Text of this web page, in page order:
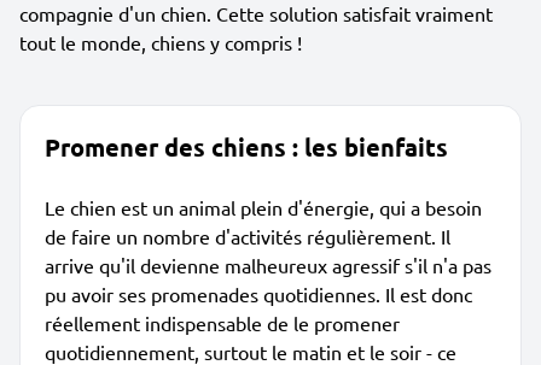
compagnie d'un chien. Cette solution satisfait vraiment
tout le monde, chiens y compris !
Promener des chiens : les bienfaits
Le chien est un animal plein d'énergie, qui a besoin
de faire un nombre d'activités régulièrement. Il
arrive qu'il devienne malheureux agressif s'il n'a pas
pu avoir ses promenades quotidiennes. Il est donc
réellement indispensable de le promener
quotidiennement, surtout le matin et le soir - ce